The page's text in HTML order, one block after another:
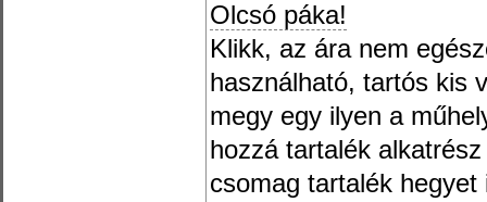
Olcsó páka!
Klikk, az ára nem
használható, tartós kis
megy egy ilyen a
hozzá tartalék
csomag tartalék